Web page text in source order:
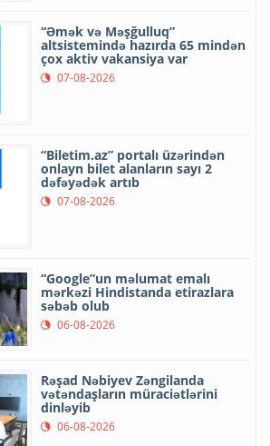
“Əmək və Məşğulluq”
altsistemində hazırda 65 mindən
çox aktiv vakansiya var
07-08-2026
“Biletim.az” portalı üzərindən
onlayn bilet alanların sayı 2
dəfəyədək artıb
07-08-2026
“Google”un məlumat emalı
mərkəzi Hindistanda etirazlara
səbəb olub
06-08-2026
Rəşad Nəbiyev Zəngilanda
vətəndaşların müraciətlərini
dinləyib
06-08-2026